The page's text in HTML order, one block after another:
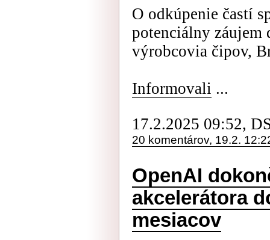
O odkúpenie častí
potenciálny
výrobcovia čipov,
Informovali ...
17.2.2025 09:52,
20 komentárov, 19.2.
OpenAI
akcelerátora
mesiacov